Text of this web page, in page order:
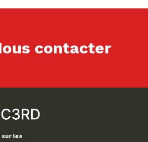
contacter
sur les